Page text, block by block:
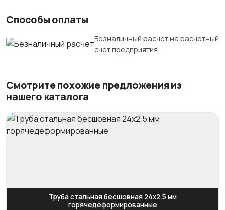
Способы оплаты
Безналичный расчет на расчетный
счет предприятия
Смотрите похожие предложения из
нашего каталога
Труба стальная бесшовная 24х2,5 мм
горячедеформированные